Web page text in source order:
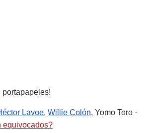
portapapeles!
Lavoe, Willie Colón, Yomo Toro ·
equivocados?